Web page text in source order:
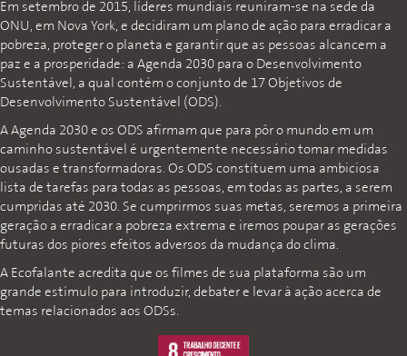
Em setembro de 2015, líderes mundiais reuniram-se na sede da
ONU, em Nova York, e decidiram um plano de ação para erradicar a
pobreza, proteger o planeta e garantir que as pessoas alcancem a
paz e a prosperidade: a Agenda 2030 para o Desenvolvimento
Sustentável, a qual contém o conjunto de 17 Objetivos de
Desenvolvimento Sustentável (ODS).
A Agenda 2030 e os ODS afirmam que para pôr o mundo em um
caminho sustentável é urgentemente necessário tomar medidas
ousadas e transformadoras. Os ODS constituem uma ambiciosa
lista de tarefas para todas as pessoas, em todas as partes, a serem
cumpridas até 2030. Se cumprirmos suas metas, seremos a primeira
geração a erradicar a pobreza extrema e iremos poupar as gerações
futuras dos piores efeitos adversos da mudança do clima.
A Ecofalante acredita que os filmes de sua plataforma são um
grande estímulo para introduzir, debater e levar à ação acerca de
temas relacionados aos ODSs.